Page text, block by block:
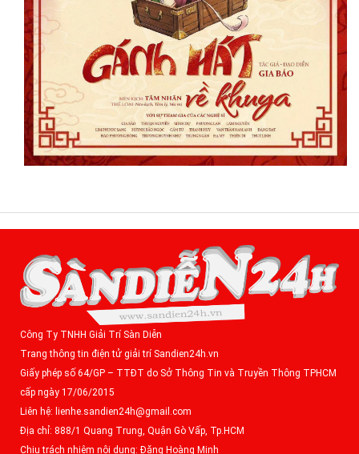
Công Ty TNHH Giải Trí Sàn Diễn
Trang thông tin điện tử giải trí Sandien24h.vn
Giấy phép số 64/GP – TTĐT do Sở Thông Tin và Truyền Thông TPHCM
cấp ngày 17/06/2015
Liên hệ: lienhe.sandien24h@gmail.com
Địa chỉ: 888/1 Quang Trung, Quận Gò Vấp, Tp.HCM
Chịu trách nhiệm nội dung: Đặng Hoàng Minh